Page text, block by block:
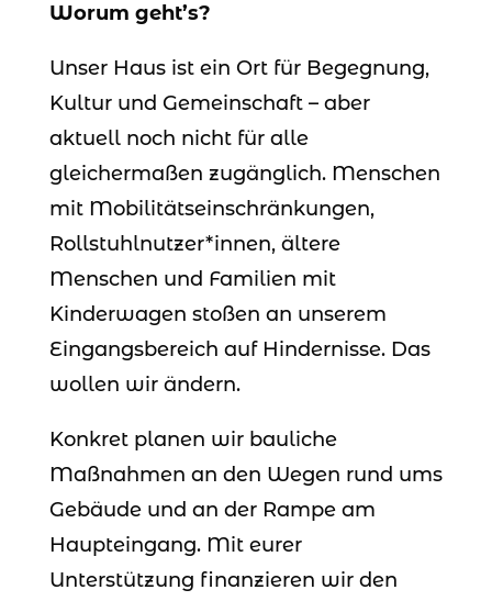
Worum geht’s?
Unser Haus ist ein Ort für Begegnung,
Kultur und Gemeinschaft – aber
aktuell noch nicht für alle
gleichermaßen zugänglich. Menschen
mit Mobilitätseinschränkungen,
Rollstuhlnutzer*innen, ältere
Menschen und Familien mit
Kinderwagen stoßen an unserem
Eingangsbereich auf Hindernisse. Das
wollen wir ändern.
Konkret planen wir bauliche
Maßnahmen an den Wegen rund ums
Gebäude und an der Rampe am
Haupteingang. Mit eurer
Unterstützung finanzieren wir den